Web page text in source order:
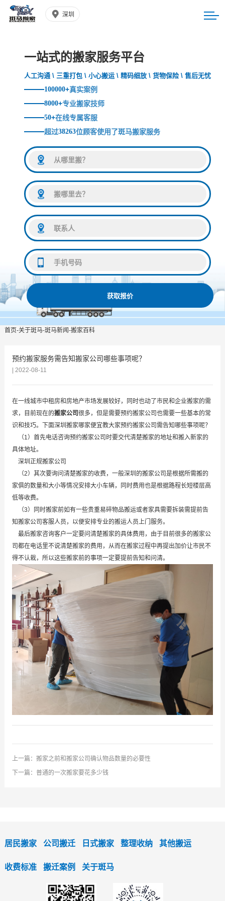
深圳
一站式的搬家服务平台
人工沟通 \ 三重打包 \ 小心搬运 \ 精码细放 \ 货物保险 \ 售后无忧
100000+真实案例
8000+专业搬家技师
50+在线专属客服
超过38263位顾客使用了斑马搬家服务
获取报价
首页-关于斑马-斑马新闻-搬家百科
预约搬家服务需告知搬家公司哪些事项呢？
| 2022-08-11
在一线城市中租房和房地产市场发展较好，同时也动了市民和企业搬家的需
求，目前现在的搬家公司很多，但是需要预约搬家公司也需要一些基本的常
识和技巧。下面深圳搬家哪家便宜教大家预约搬家公司需告知哪些事项呢？
（1）首先电话咨询预约搬家公司时要交代清楚搬家的地址和搬入新家的
具体地址。
深圳正规搬家公司
（2）其次要询问清楚搬家的收费，一般深圳的搬家公司是根据所需搬的
家俱的数量和大小等情况安排大小车辆，同时费用也是根据路程长短楼层高
低等收费。
（3）同时搬家前如有一些贵重易碎物品搬运或者家具需要拆装需提前告
知搬家公司客服人员，以便安排专业的搬运人员上门服务。
最后搬家咨询客户一定要问清楚搬家的具体费用，由于目前很多的搬家公
司都在电话里不说清楚搬家的费用，从而在搬家过程中再提出加价让市民不
得不认栽，所以这些搬家前的事项一定要提前告知和问清。
上一篇： 搬家之前和搬家公司确认物品数量的必要性
下一篇： 普通的一次搬家要花多少钱
居民搬家 公司搬迁 日式搬家 整理收纳 其他搬运
收费标准 搬迁案例 关于斑马